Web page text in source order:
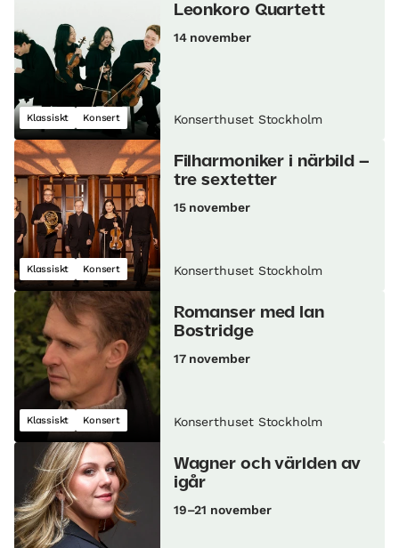
Klassiskt Konsert
Leonkoro Quartett
14 november
Konserthuset Stockholm
Klassiskt Konsert
Filharmoniker i närbild –
tre sextetter
15 november
Konserthuset Stockholm
Klassiskt Konsert
Romanser med Ian
Bostridge
17 november
Konserthuset Stockholm
Wagner och världen av
igår
19–21 november